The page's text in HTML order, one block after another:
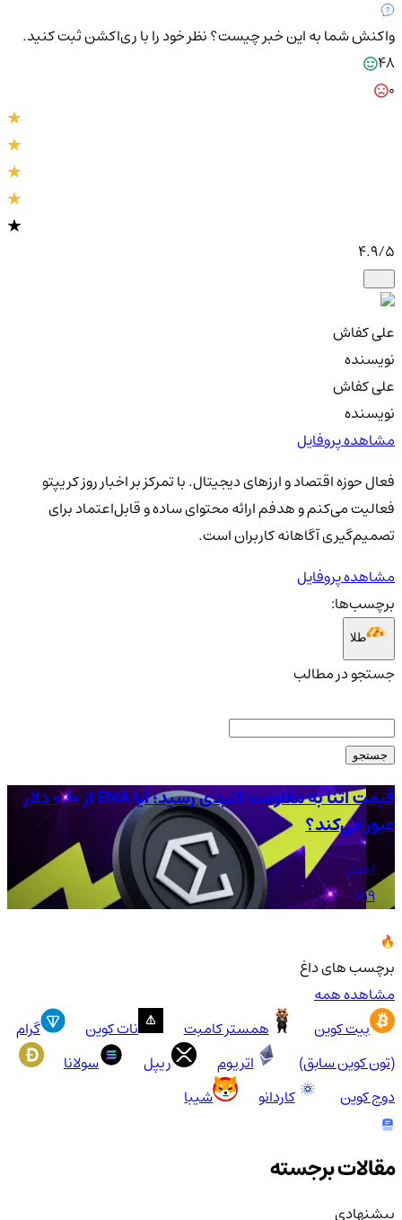
واکنش شما به این خبر چیست؟نظر خود را با ری‌اکشن ثبت کنید.
48
4.9/5
علی کفاش
نویسنده
علی کفاش
نویسنده
مشاهده پروفایل
فعال حوزه اقتصاد و ارزهای دیجیتال. با تمرکز بر اخبار روز کریپتو
فعالیت می‌کنم و هدفم ارائه محتوای ساده و قابل‌اعتماد برای
تصمیم‌گیری آگاهانه کاربران است.
مشاهده پروفایل
برچسب‌ها:
طلا
جستجو در مطالب
جستجو
قیمت اتنا به مقاومت کلیدی رسید؛ آیا ENA از ۰.۱۰ دلار
عبور می‌کند؟
اخبار
1119
برچسب های داغ
مشاهده همه
بیت کوین
همستر کامبت نات کوین
گرام
(تون کوین سابق)
اتریوم ریپل
سولانا
دوج کوین
کاردانو شیبا
مقالات برجسته
پیشنهادی